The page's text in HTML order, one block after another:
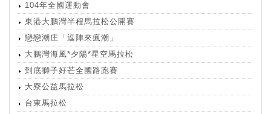
104年全國運動會
東港大鵬灣半程馬拉松公開賽
戀戀潮庄「逗陣來瘋潮」
大鵬灣海風*夕陽*星空馬拉松
到底獅子好芒全國路跑賽
大寮公益馬拉松
台東馬拉松